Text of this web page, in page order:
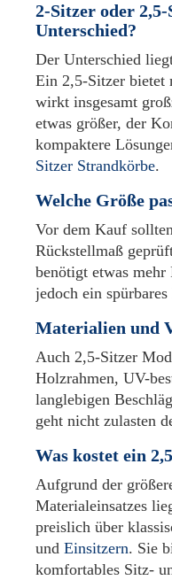
2-Sitzer oder
Unterschied?
Der Unterschied
Ein 2,5-Sitzer bietet
wirkt insgesamt
etwas größer, der
kompaktere
Sitzer Strandkörbe.
Welche Größe
Vor dem Kauf
Rückstellmaß
benötigt etwas
jedoch ein
Materialien und
Auch 2,5-Sitzer
Holzrahmen, UV-
langlebigen
geht nicht zulasten
Was kostet ein
Aufgrund der
Materialeinsatzes
preislich über
und Einsitzern. Sie
komfortables Sitz-